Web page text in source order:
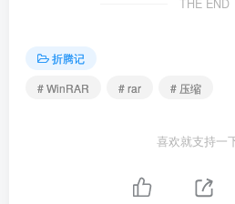
THE END
折腾记
# WinRAR
# rar # 压缩
喜欢就支持一